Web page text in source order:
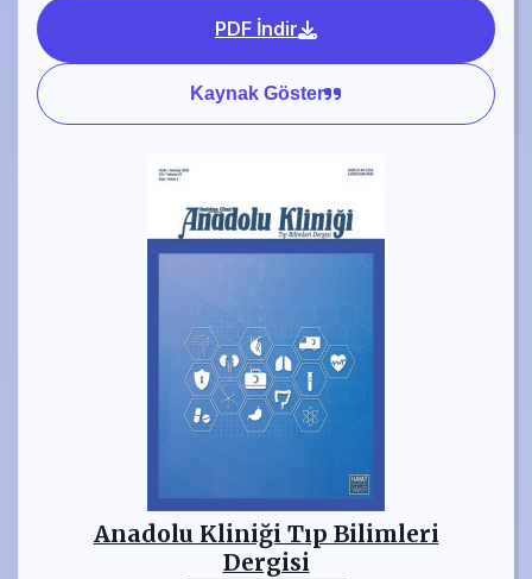
PDF İndir
Kaynak Göster
Anadolu Kliniği Tıp Bilimleri
Dergisi